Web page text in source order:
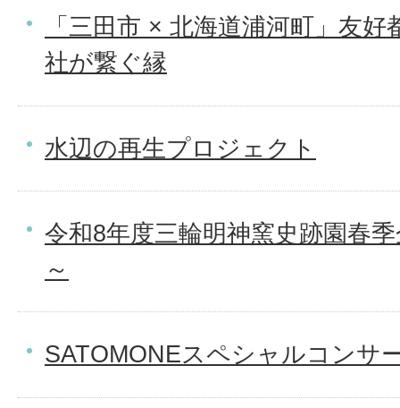
「三田市 × 北海道浦河町」友
社が繋ぐ縁
水辺の再生プロジェクト
令和8年度三輪明神窯史跡園春
～
SATOMONEスペシャルコンサ